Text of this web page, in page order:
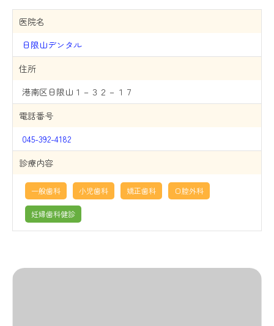
医院名
日限山デンタル
住所
港南区日限山１－３２－１７
電話番号
045-392-4182
診療内容
一般歯科 小児歯科 矯正歯科 口腔外科
妊婦歯科健診